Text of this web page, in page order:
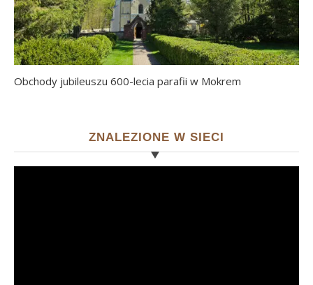
Obchody jubileuszu 600-lecia parafii w Mokrem
ZNALEZIONE W SIECI